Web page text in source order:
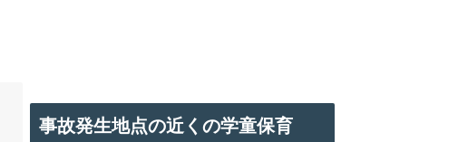
事故発生地点の近くの学童保育